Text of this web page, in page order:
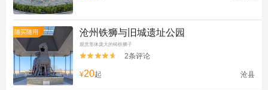
随买随用 沧州铁狮与旧城遗址公园
观赏形体庞大的铸铁狮子

 2条评论
¥20起 沧县